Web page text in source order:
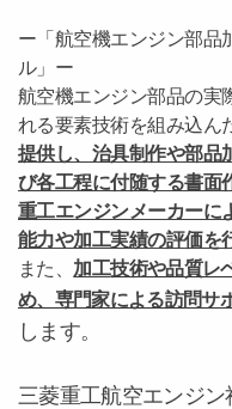
ー「航空機エンジン部品
ル」ー
航空機エンジン部品の実
れる要素技術を組み込ん
提供し、治具制作や部品
び各工程に付随する書面
重工エンジンメーカーに
能力や加工実績の評価を
また、 加工技術や品質レ
め、専門家による訪問サ
します。
三菱重工航空エンジン